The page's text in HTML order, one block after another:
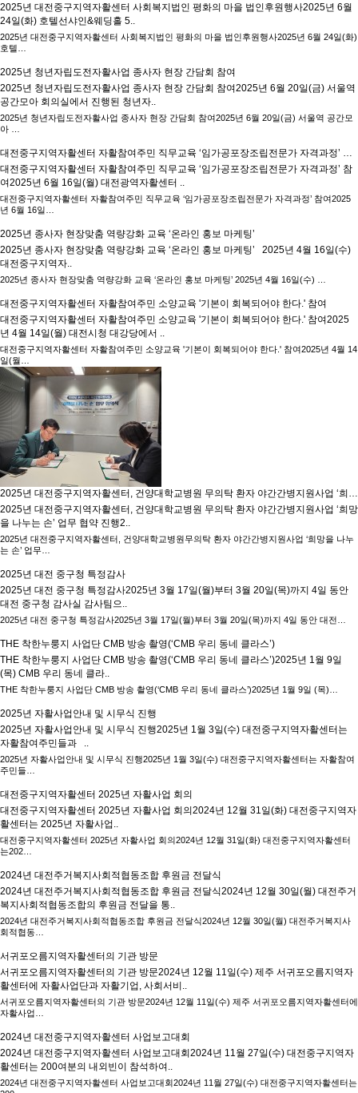
2025년 대전중구지역자활센터 사회복지법인 평화의 마을 법인후원행사2025년 6월
24일(화) 호텔선샤인&웨딩홀 5..
2025년 대전중구지역자활센터 사회복지법인 평화의 마을 법인후원행사2025년 6월 24일(화)
호텔…
2025년 청년자립도전자활사업 종사자 현장 간담회 참여
2025년 청년자립도전자활사업 종사자 현장 간담회 참여2025년 6월 20일(금) 서울역
공간모아 회의실에서 진행된 청년자..
2025년 청년자립도전자활사업 종사자 현장 간담회 참여2025년 6월 20일(금) 서울역 공간모
아 …
대전중구지역자활센터 자활참여주민 직무교육 ‘임가공포장조립전문가 자격과정’ 참
여2025년 6월 16일(월) 대전광역자활센터 ..
대전중구지역자활센터 자활참여주민 직무교육 ‘임가공포장조립전문가 자격과정’ 참여2025
년 6월 16일…
2025년 종사자 현장맞춤 역량강화 교육 ‘온라인 홍보 마케팅’
2025년 종사자 현장맞춤 역량강화 교육 ‘온라인 홍보 마케팅’ 2025년 4월 16일(수)
대전중구지역자..
2025년 종사자 현장맞춤 역량강화 교육 ‘온라인 홍보 마케팅’ 2025년 4월 16일(수) …
대전중구지역자활센터 자활참여주민 소양교육 '기본이 회복되어야 한다.' 참여
대전중구지역자활센터 자활참여주민 소양교육 '기본이 회복되어야 한다.' 참여2025
년 4월 14일(월) 대전시청 대강당에서 ..
대전중구지역자활센터 자활참여주민 소양교육 '기본이 회복되어야 한다.' 참여2025년 4월 14
일(월…
2025년 대전중구지역자활센터, 건양대학교병원 무의탁 환자 야간간병지원사업 ‘희망
을 나누는 손’ 업무 협약 진행2..
2025년 대전중구지역자활센터, 건양대학교병원무의탁 환자 야간간병지원사업 ‘희망을 나누
는 손’ 업무…
2025년 대전 중구청 특정감사
2025년 대전 중구청 특정감사2025년 3월 17일(월)부터 3월 20일(목)까지 4일 동안
대전 중구청 감사실 감사팀으..
2025년 대전 중구청 특정감사2025년 3월 17일(월)부터 3월 20일(목)까지 4일 동안 대전…
THE 착한누룽지 사업단 CMB 방송 촬영(‘CMB 우리 동네 클라스’)
THE 착한누룽지 사업단 CMB 방송 촬영(‘CMB 우리 동네 클라스’)2025년 1월 9일
(목) CMB 우리 동네 클라..
THE 착한누룽지 사업단 CMB 방송 촬영(‘CMB 우리 동네 클라스’)2025년 1월 9일 (목)…
2025년 자활사업안내 및 시무식 진행
2025년 자활사업안내 및 시무식 진행2025년 1월 3일(수) 대전중구지역자활센터는
자활참여주민들과 ..
2025년 자활사업안내 및 시무식 진행2025년 1월 3일(수) 대전중구지역자활센터는 자활참여
주민들…
대전중구지역자활센터 2025년 자활사업 회의
대전중구지역자활센터 2025년 자활사업 회의2024년 12월 31일(화) 대전중구지역자
활센터는 2025년 자활사업..
대전중구지역자활센터 2025년 자활사업 회의2024년 12월 31일(화) 대전중구지역자활센터
는202…
2024년 대전주거복지사회적협동조합 후원금 전달식
2024년 대전주거복지사회적협동조합 후원금 전달식2024년 12월 30일(월) 대전주거
복지사회적협동조합의 후원금 전달을 통..
2024년 대전주거복지사회적협동조합 후원금 전달식2024년 12월 30일(월) 대전주거복지사
회적협동…
서귀포오름지역자활센터의 기관 방문
서귀포오름지역자활센터의 기관 방문2024년 12월 11일(수) 제주 서귀포오름지역자
활센터에 자활사업단과 자활기업, 사회서비..
서귀포오름지역자활센터의 기관 방문2024년 12월 11일(수) 제주 서귀포오름지역자활센터에
자활사업…
2024년 대전중구지역자활센터 사업보고대회
2024년 대전중구지역자활센터 사업보고대회2024년 11월 27일(수) 대전중구지역자
활센터는 200여분의 내외빈이 참석하여..
2024년 대전중구지역자활센터 사업보고대회2024년 11월 27일(수) 대전중구지역자활센터는